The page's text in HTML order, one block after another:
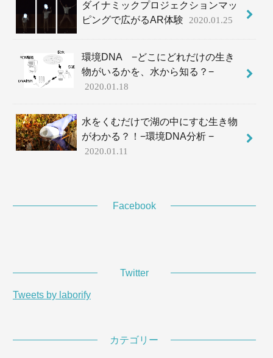
ダイナミックプロジェクションマッ
ピングで広がるAR体験
2020.01.25
環境DNA −どこにどれだけの生き
物がいるかを、水から知る？−
2020.01.18
水をくむだけで湖の中にすむ生き物
がわかる？！−環境DNA分析 −
2020.01.11
Facebook
Twitter
Tweets by laborify
カテゴリー